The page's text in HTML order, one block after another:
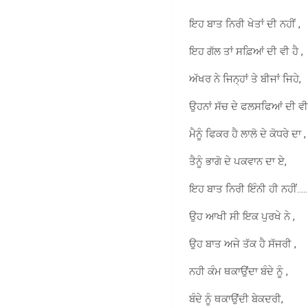
ਇਹ ਬਾਤ ਨਿਰੀ ਖੇਤਾਂ ਦੀ ਨਹੀਂ ,
ਇਹ ਗੱਲ ਤਾਂ ਸਫ਼ਿਆਂ ਦੀ ਵੀ ਹੈ ,
ਅੱਖਰ ਨੇ ਜਿਨ੍ਹਾਂ ਤੇ ਬੀਜਾਂ ਜਿਹੇ,
ਉਹਨਾਂ ਸੱਚ ਦੇ ਫਲਸਫਿਆਂ ਦੀ
ਮੈਨੂੰ ਫਿਕਰ ਹੈ ਲਾਲੋ ਦੇ ਕੋਧਰੇ ਦਾ ,
ਤੈਨੂੰ ਭਾਗੋ ਦੇ ਪਕਵਾਨ ਦਾ ਏ,
ਇਹ ਬਾਤ ਨਿਰੀ ਇੰਨੀ ਹੀ ਨਹੀਂ…..
ਉਹ ਆਖੀ ਸੀ ਇਕ ਪੁਰਖੇ ਨੇ ,
ਉਹ ਬਾਤ ਅਜੇ ਤੱਕ ਹੈ ਸੱਜਰੀ ,
ਨਹੀ ਕੰਮ ਥਕਾਉਂਦਾ ਬੰਦੇ ਨੂੰ ,
ਬੰਦੇ ਨੂੰ ਥਕਾਉਂਦੀ ਬੇਕਦਰੀ,